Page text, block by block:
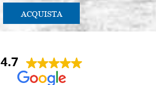
ACQUISTA
4.7